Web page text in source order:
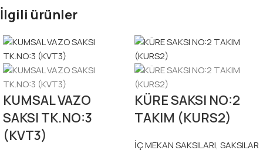
İlgili ürünler
KUMSAL VAZO
SAKSI TK.NO:3
(KVT3)
KÜRE SAKSI NO:2
TAKIM (KURS2)
İÇ MEKAN SAKSILARI, SAKSILAR